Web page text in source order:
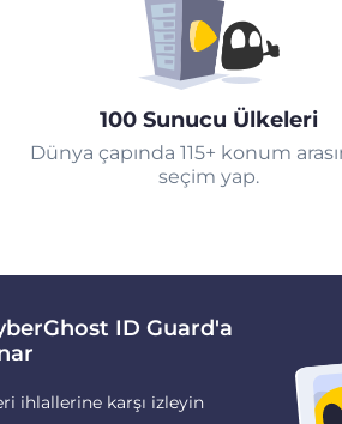
100 Sunucu Ülkeleri
Dünya çapında 115+ konum
seçim yap.
ID Guard'a
ihlallerine karşı izleyin